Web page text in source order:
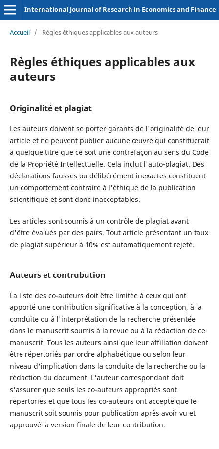
International Journal of Research in Economics and Finance
Accueil / Règles éthiques applicables aux auteurs
Règles éthiques applicables aux
auteurs
Originalité et plagiat
Les auteurs doivent se porter garants de l'originalité de leur
article et ne peuvent publier aucune œuvre qui constituerait
à quelque titre que ce soit une contrefaçon au sens du Code
de la Propriété Intellectuelle. Cela inclut l'auto-plagiat. Des
déclarations fausses ou délibérément inexactes constituent
un comportement contraire à l'éthique de la publication
scientifique et sont donc inacceptables.
Les articles sont soumis à un contrôle de plagiat avant
d'être évalués par des pairs. Tout article présentant un taux
de plagiat supérieur à 10% est automatiquement rejeté.
Auteurs et contrubution
La liste des co-auteurs doit être limitée à ceux qui ont
apporté une contribution significative à la conception, à la
conduite ou à l'interprétation de la recherche présentée
dans le manuscrit soumis à la revue ou à la rédaction de ce
manuscrit. Tous les auteurs ainsi que leur affiliation doivent
être répertoriés par ordre alphabétique ou selon leur
niveau d'implication dans la conduite de la recherche ou la
rédaction du document. L'auteur correspondant doit
s'assurer que seuls les co-auteurs appropriés sont
répertoriés et que tous les co-auteurs ont accepté que le
manuscrit soit soumis pour publication après avoir vu et
approuvé la version finale de leur contribution.